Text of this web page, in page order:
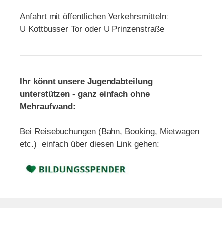
Anfahrt mit öffentlichen Verkehrsmitteln:
U Kottbusser Tor oder U Prinzenstraße
Ihr könnt unsere Jugendabteilung
unterstützen - ganz einfach ohne
Mehraufwand:
Bei Reisebuchungen (Bahn, Booking, Mietwagen
etc.) einfach über diesen Link gehen: